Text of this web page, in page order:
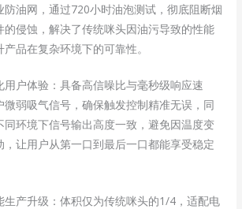
油网，通过720小时油泡测试，彻底阻断烟
的侵蚀，解决了传统咪头因油污导致的性能
品在复杂环境下的可靠性。
户体验：具备高信噪比与毫秒级响应速
微弱吸气信号，确保触发控制精准无误，同
同环境下信号输出高度一致，避免因温度变
让用户从第一口到最后一口都能享受稳定
生产升级：体积仅为传统咪头的1/4，适配电